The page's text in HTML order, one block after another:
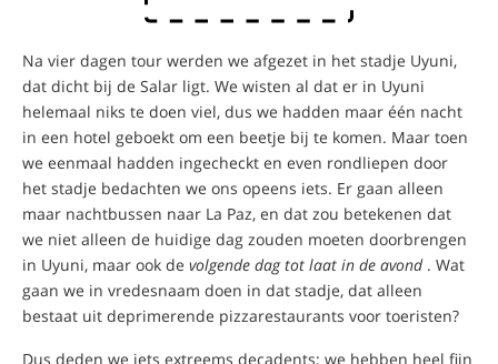
Na vier dagen tour werden we afgezet in het stadje Uyuni,
dat dicht bij de Salar ligt. We wisten al dat er in Uyuni
helemaal niks te doen viel, dus we hadden maar één nacht
in een hotel geboekt om een beetje bij te komen. Maar toen
we eenmaal hadden ingecheckt en even rondliepen door
het stadje bedachten we ons opeens iets. Er gaan alleen
maar nachtbussen naar La Paz, en dat zou betekenen dat
we niet alleen de huidige dag zouden moeten doorbrengen
in Uyuni, maar ook de volgende dag tot laat in de avond . Wat
gaan we in vredesnaam doen in dat stadje, dat alleen
bestaat uit deprimerende pizzarestaurants voor toeristen?
Dus deden we iets extreems decadents: we hebben heel fijn